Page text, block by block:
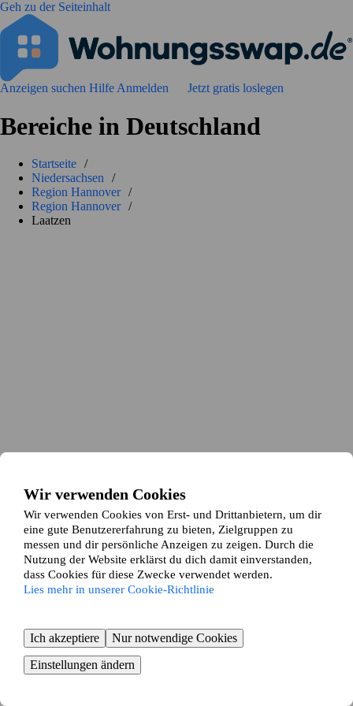
Geh zu der Seiteinhalt
Wir verwenden Cookies
Wir verwenden Cookies von Erst- und Drittanbietern, um dir
eine gute Benutzererfahrung zu bieten, Zielgruppen zu
messen und dir persönliche Anzeigen zu zeigen. Durch die
Nutzung der Website erklärst du dich damit einverstanden,
dass Cookies für diese Zwecke verwendet werden.
Lies mehr in unserer Cookie-Richtlinie
Ich akzeptiere
Nur notwendige Cookies
Einstellungen ändern
Anzeigen suchen Hilfe Anmelden Jetzt gratis loslegen
Bereiche in Deutschland
Startseite /
Niedersachsen /
Region Hannover /
Region Hannover /
Laatzen